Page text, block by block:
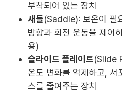
부착되어 있는 장치
새들(Saddle): 보온이 필
방향과 회전 운동을 제어
용)
슬라이드 플레이트(Slide
온도 변화를 억제하고, 서
스를 줄여주는 장치